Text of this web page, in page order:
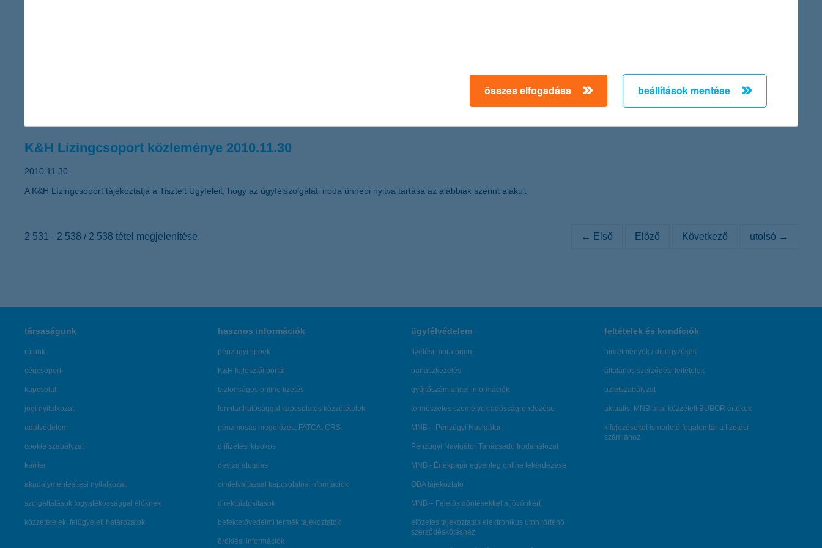
A K&H Pannonlízing Pénzügyi Szolgáltató Holding Zártkörűen Működő Részvénytársaság (székhelye: 1068 Budapest, Dózsa György út. 84/a., cégjegyzék száma: Cg. 01-10-042149) Igazgatósága az
alábbiakban teszi közzé a Társaság alaptőke emeléséről, valamint a nyomdai úton előállított részvények dematerializált részvénnyé történő átalakításáról szóló közleményét:
K&H Lízingcsoport közleménye 2010.11.30
2010.11.30.
A K&H Lízingcsoport tájékoztatja a Tisztelt Ügyfeleit, hogy az ügyfélszolgálati iroda ünnepi nyitva tartása az alábbiak szerint alakul.
2 531 - 2 538 / 2 538 tétel megjelenítése. ← Első Előző Következő utolsó →
társaságunk
rólunk
cégcsoport
kapcsolat
jogi nyilatkozat
adatvédelem
cookie szabályzat
karrier
akadálymentesítési nyilatkozat
szolgáltatások fogyatékossággal élőknek
közzétételek, felügyeleti határozatok
hasznos információk
pénzügyi tippek
K&H fejlesztői portál
biztonságos online fizetés
fenntarthatósággal kapcsolatos közzétételek
pénzmosás megelőzés, FATCA, CRS
díjfizetési kisokos
deviza átutalás
címletváltással kapcsolatos információk
direktbiztosítások
befektetővédelmi termék tájékoztatók
öröklési információk
ügyfélvédelem
fizetési moratórium
panaszkezelés
gyűjtőszámlahitel információk
természetes személyek adósságrendezése
MNB – Pénzügyi Navigátor
Pénzügyi Navigátor Tanácsadó Irodahálózat
MNB - Értékpapír egyenleg online lekérdezése
OBA tájékoztató
MNB – Felelős döntésekkel a jövőnkért
előzetes tájékoztatás elektronikus úton történő
szerződéskötéshez
feltételek és kondíciók
hirdetmények / díjjegyzékek
általános szerződési feltételek
üzletszabályzat
aktuális, MNB által közzétett BUBOR értékek
kifejezéseket ismertető fogalomtár a fizetési
számlához
összes elfogadása beállítások mentése